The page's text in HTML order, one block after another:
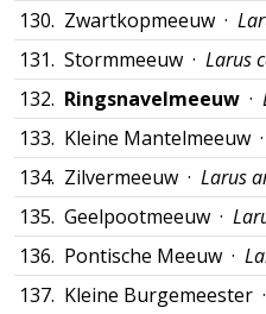
130. Zwartkopmeeuw ·
131. Stormmeeuw · Larus
132. Ringsnavelmeeuw ·
133. Kleine Mantelmeeuw ·
134. Zilvermeeuw · Larus
135. Geelpootmeeuw ·
136. Pontische Meeuw ·
137. Kleine Burgemeester ·